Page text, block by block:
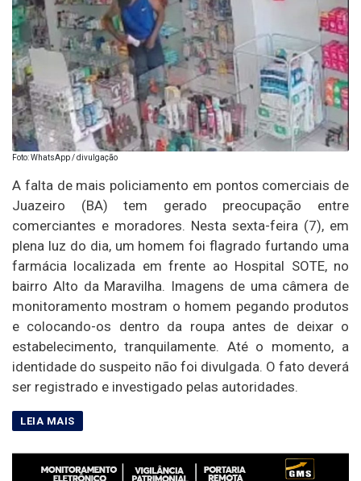
Foto: WhatsApp / divulgação
A falta de mais policiamento em pontos comerciais de
Juazeiro (BA) tem gerado preocupação entre
comerciantes e moradores. Nesta sexta-feira (7), em
plena luz do dia, um homem foi flagrado furtando uma
farmácia localizada em frente ao Hospital SOTE, no
bairro Alto da Maravilha. Imagens de uma câmera de
monitoramento mostram o homem pegando produtos
e colocando-os dentro da roupa antes de deixar o
estabelecimento, tranquilamente. Até o momento, a
identidade do suspeito não foi divulgada. O fato deverá
ser registrado e investigado pelas autoridades.